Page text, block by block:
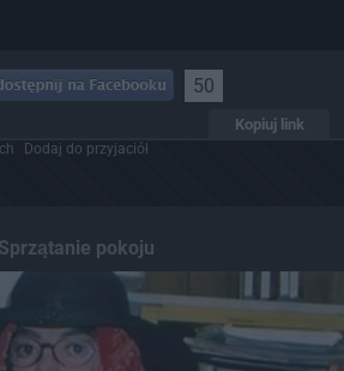
50
Kopiuj link
Dodaj do przyjaciół
Sprzątanie pokoju